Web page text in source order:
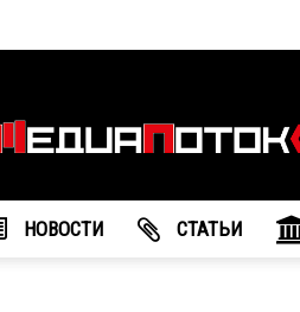
агентство
"МедиаПоток"
НОВОСТИ CТАТЬИ